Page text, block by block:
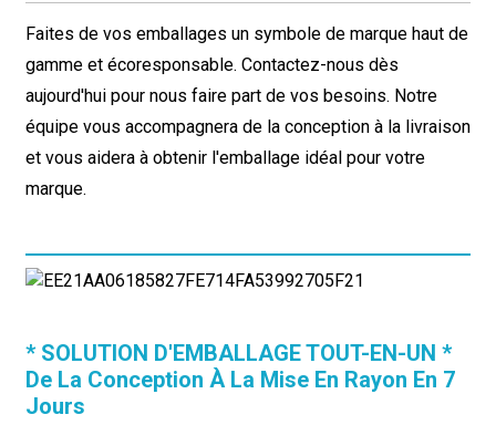
Faites de vos emballages un symbole de marque haut de
gamme et écoresponsable. Contactez-nous dès
aujourd'hui pour nous faire part de vos besoins. Notre
équipe vous accompagnera de la conception à la livraison
et vous aidera à obtenir l'emballage idéal pour votre
marque.
* SOLUTION D'EMBALLAGE TOUT-EN-UN *
De La Conception À La Mise En Rayon En 7
Jours